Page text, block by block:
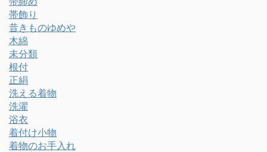
帯飾り
昔きものゆめや
木綿
未分類
根付
正絹
洗える着物
洗濯
浴衣
着付け小物
着物のお手入れ